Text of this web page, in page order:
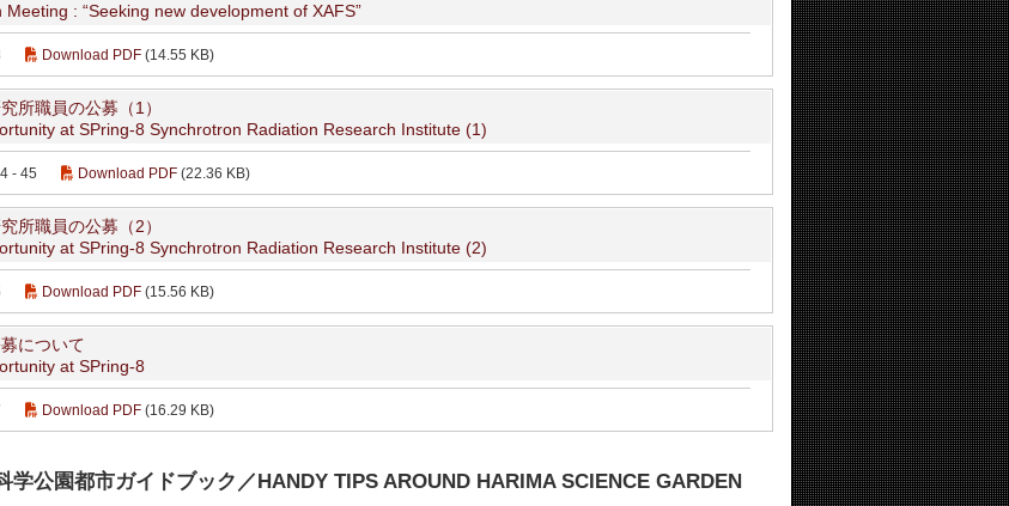
Meeting : “Seeking new development of XAFS”
Download PDF (14.55 KB)
所職員の公募（1）
at SPring-8 Synchrotron Radiation Research Institute (1)
- 45 Download PDF (22.36 KB)
所職員の公募（2）
at SPring-8 Synchrotron Radiation Research Institute (2)
Download PDF (15.56 KB)
について
at SPring-8
Download PDF (16.29 KB)
学公園都市ガイドブック／HANDY TIPS AROUND HARIMA SCIENCE GARDEN